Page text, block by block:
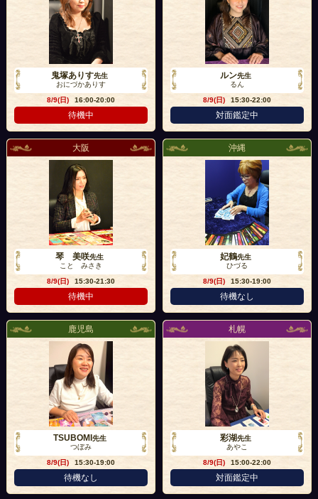
鬼塚ありす先生
おにづかありす
8/9(日)
16:00-20:00
待機中
ルン先生
るん
8/9(日)
15:30-22:00
対面鑑定中
大阪
琴 美咲先生
こと みさき
8/9(日)
15:30-21:30
待機中
沖縄
妃鶴先生
ひづる
8/9(日)
15:30-19:00
待機なし
鹿児島
TSUBOMI 先生
つぼみ
8/9(日)
15:30-19:00
待機なし
札幌
彩湖先生
あやこ
8/9(日)
15:00-22:00
対面鑑定中